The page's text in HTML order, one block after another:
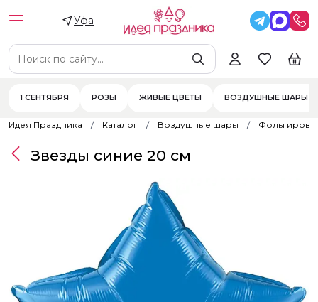
Уфа
1 СЕНТЯБРЯ РОЗЫ ЖИВЫЕ ЦВЕТЫ ВОЗДУШНЫЕ ШАРЫ
Идея Праздника Каталог Воздушные шары
Звезды синие 20 см